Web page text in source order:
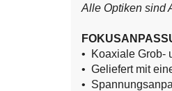
Alle Optiken sind
•
Koaxiale Grob-
• Geliefert mit
•